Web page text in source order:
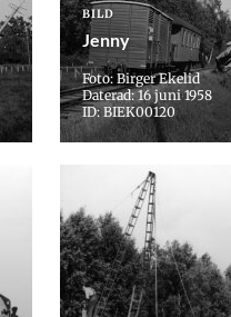
BILD
Jenny
Foto: Birger Ekelid
Daterad: 16 juni 1958
ID: BIEK00120